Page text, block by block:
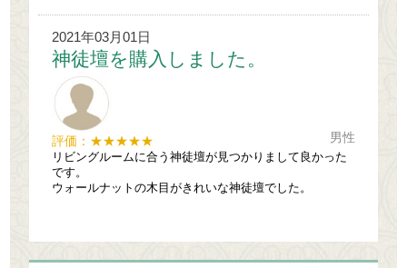
2021年03月01日
神徒壇を購入しました。
評価：★★★★★
男性
リビングルームに合う神徒壇が見つかりまして良かった
です。
ウォールナットの木目がきれいな神徒壇でした。